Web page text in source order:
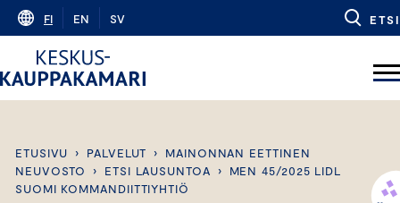
Skip
content
FI EN SV ETSI
ETUSIVU › PALVELUT ›
MAINONNAN EETTINEN
NEUVOSTO
› ETSI LAUSUNTOA ›
MEN 45/2025 LIDL
SUOMI KOMMANDIITTIYHTIÖ